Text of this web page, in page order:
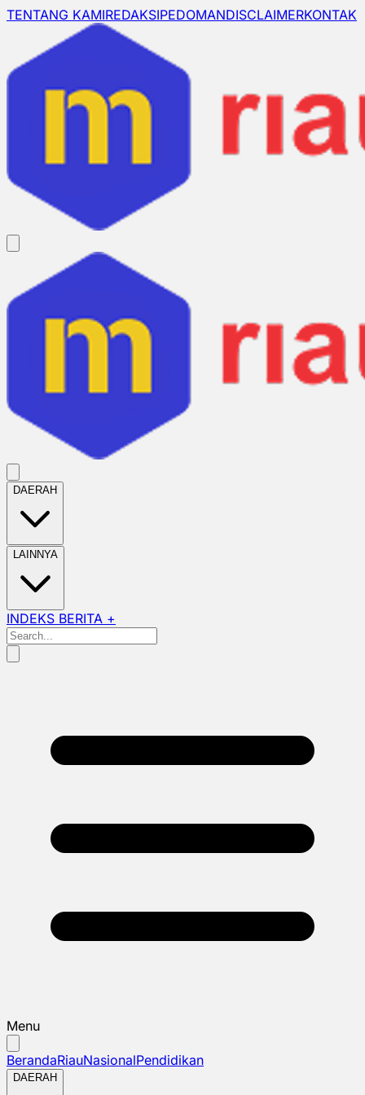
TENTANG KAMIREDAKSIPEDOMANDISCLAIMERKONTAK
DAERAH
LAINNYA
INDEKS BERITA +
Menu
BerandaRiauNasionalPendidikan
DAERAH